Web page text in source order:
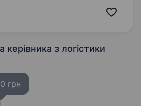
перевезення власним
з логістики
грн